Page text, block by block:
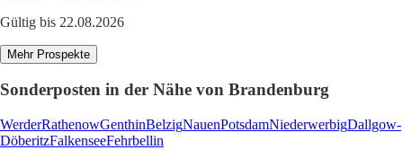
Gültig bis 22.08.2026
Mehr Prospekte
Sonderposten in der Nähe von Brandenburg
WerderRathenowGenthinBelzigNauenPotsdamNiederwerbigDallgow-
DöberitzFalkenseeFehrbellin